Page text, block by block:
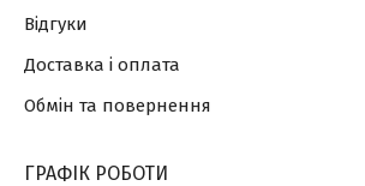
Відгуки
Доставка і оплата
Обмін та повернення
ГРАФІК РОБОТИ